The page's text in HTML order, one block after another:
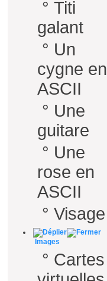
° Titi
galant
° Un
cygne en
ASCII
° Une
guitare
° Une
rose en
ASCII
° Visage
Images
° Cartes